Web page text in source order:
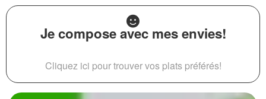
Je compose avec mes envies!
Cliquez ici pour trouver vos plats préférés!